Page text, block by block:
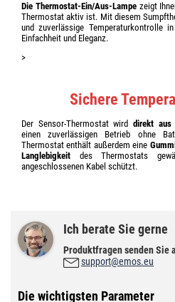
Die Thermostat-Ein/Aus-Lampezeigt
Thermostat aktiv ist. Mit diesem
und zuverlässige Temperaturkontrolle
Einfachheit und Eleganz.
>
Sichere
Der Sensor-Thermostat wird direkt aus
einen zuverlässigen Betrieb ohne
Thermostat enthält außerdem eine
Langlebigkeit des Thermostats
angeschlossenen Kabel schützt.
Ich berate Sie gerne
Produktfragen senden Sie
support@emos.eu
Die wichtigsten Parameter